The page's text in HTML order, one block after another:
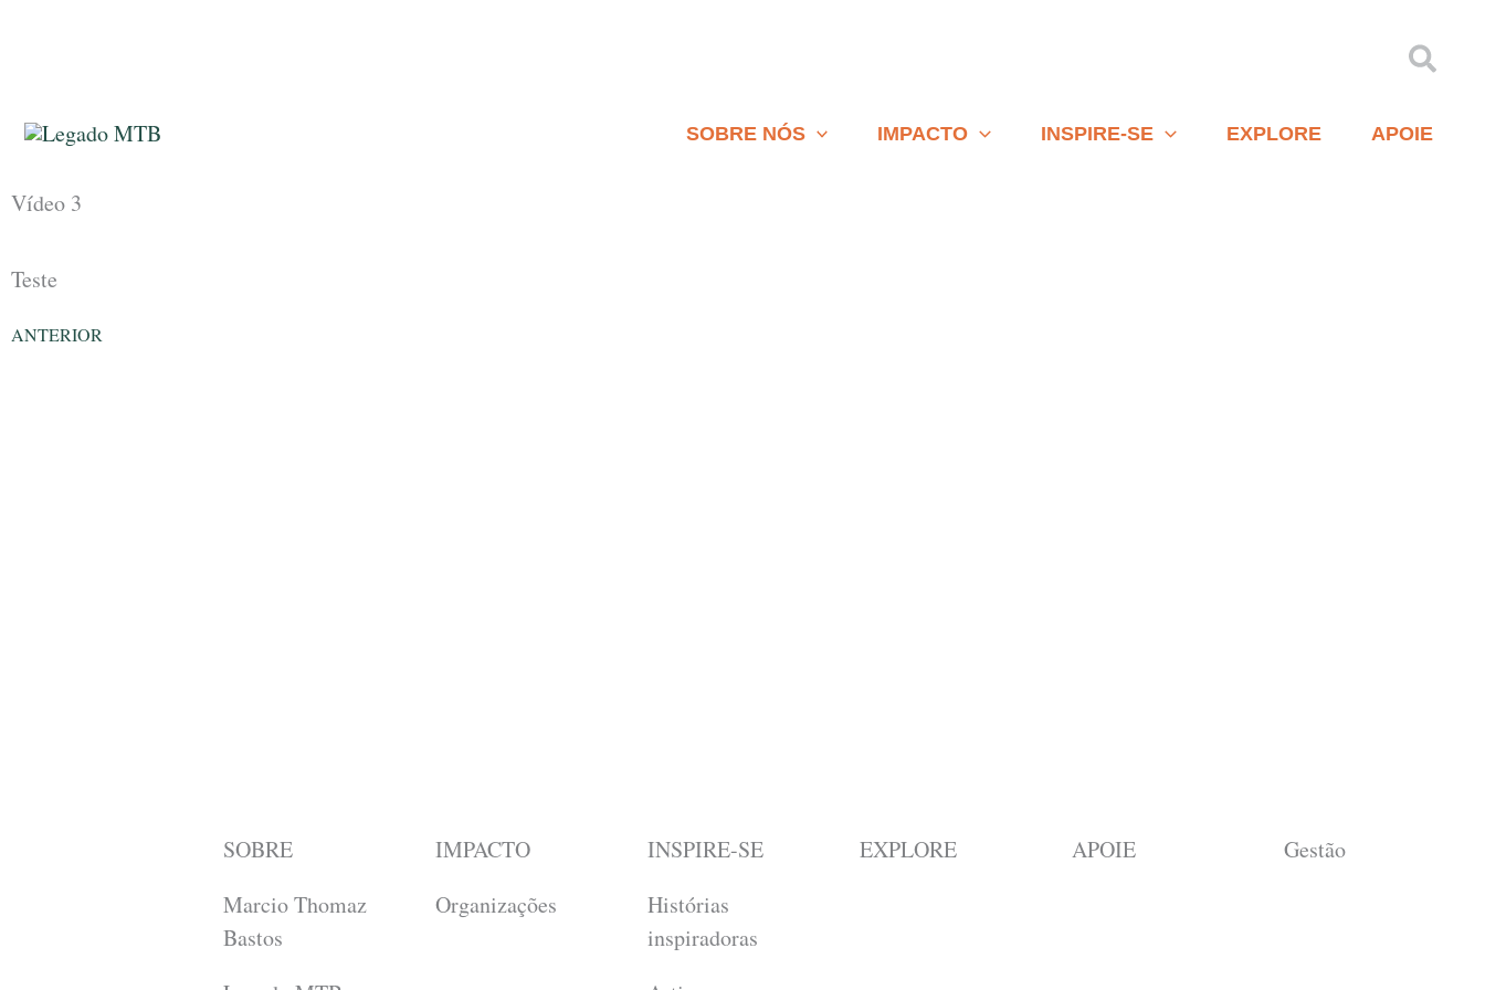
SOBRE NÓS IMPACTO INSPIRE-SE EXPLORE APOIE
Vídeo 3
Teste
Anterior
ANTERIOR
SOBRE
Marcio Thomaz
Bastos
IMPACTO
Organizações
INSPIRE-SE
Histórias
inspiradoras
EXPLORE APOIE Gestão